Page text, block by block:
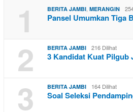
1 BERITA JAMBI MERANGIN
Pansel Umumkan Tiga
2 BERITA JAMBI 216 Dilihat
3 Kandidat Kuat Pilgub
3 BERITA JAMBI 164 Dilihat
Soal Seleksi